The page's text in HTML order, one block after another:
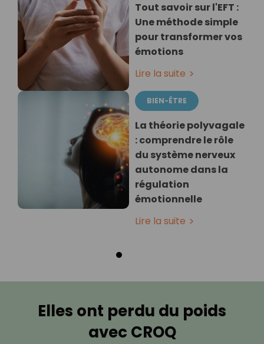
Tout savoir sur l'EFT :
Une méthode simple
pour transformer vos
émotions
Lire la suite
BIEN-ÊTRE
La théorie polyvagale
: comprendre le rôle
du système nerveux
autonome dans la
régulation
émotionnelle
Lire la suite
Elles ont perdu du poids
avec CROQ